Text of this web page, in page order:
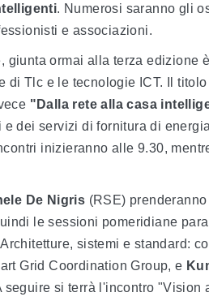
. Numerosi saranno gli
e associazioni.
giunta ormai alla terza edizione
di Tlc e le tecnologie ICT. Il
"Dalla rete alla casa
dei servizi di fornitura di
inizieranno alle 9.30,
De Nigris (RSE)
le sessioni pomeridiane
sistemi e standard:
Grid Coordination Group, e
seguire si terrà l'incontro "Vision